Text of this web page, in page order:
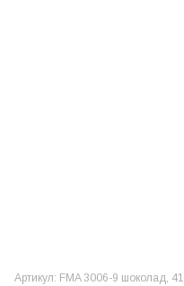
Артикул: FMA 3006-9 шоколад, 41